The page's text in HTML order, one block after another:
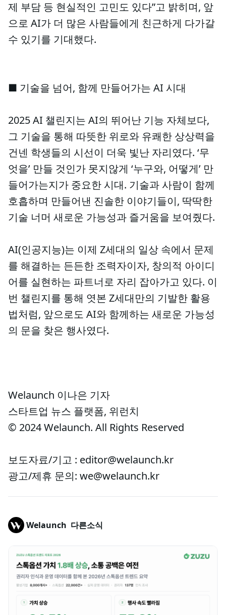
제 부담 등 현실적인 고민도 있다”고 밝히며, 앞
으로 AI가 더 많은 사람들에게 친근하게 다가갈
수 있기를 기대했다.
■ 기술을 넘어, 함께 만들어가는 AI 시대
2025 AI 챌린지는 AI의 뛰어난 기능 자체보다,
그 기술을 통해 따뜻한 위로와 유쾌한 상상력을
건넨 학생들의 시선이 더욱 빛난 자리였다. ‘무
엇을’ 만들 것인가 못지않게 ‘누구와, 어떻게’ 만
들어가는지가 중요한 시대. 기술과 사람이 함께
호흡하며 만들어낸 진솔한 이야기들이, 딱딱한
기술 너머 새로운 가능성과 즐거움을 보여줬다.
AI(인공지능)는 이제 Z세대의 일상 속에서 문제
를 해결하는 든든한 조력자이자, 창의적 아이디
어를 실현하는 파트너로 자리 잡아가고 있다. 이
번 챌린지를 통해 엿본 Z세대만의 기발한 활용
법처럼, 앞으로도 AI와 함께하는 새로운 가능성
의 문을 찾은 행사였다.
Welaunch 이나은 기자
스타트업 뉴스 플랫폼, 위런치
© 2024 Welaunch. All Rights Reserved
보도자료/기고 : editor@welaunch.kr
광고/제휴 문의: we@welaunch.kr
Welaunch 다른소식